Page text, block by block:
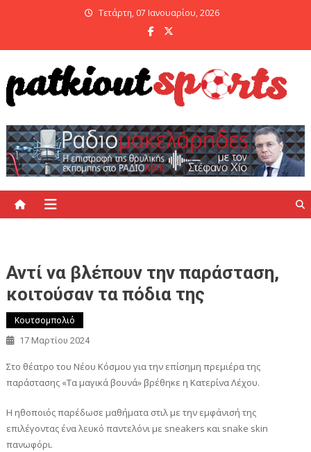
Τετάρτη, 07 Ιανουαρίου, 2026
Αντί να βλέπουν την παράσταση,
κοιτούσαν τα πόδια της
Κουτσομπολιό
17 Μαρτίου 2024
Στο θέατρο του Νέου Κόσμου για την επίσημη πρεμιέρα της
παράστασης «Τα μαγικά βουνά» βρέθηκε η Κατερίνα Λέχου.
Η ηθοποιός παρέδωσε μαθήματα στιλ με την εμφάνισή της
επιλέγοντας ένα λευκό παντελόνι με sneakers και snake skin
πανωφόρι.